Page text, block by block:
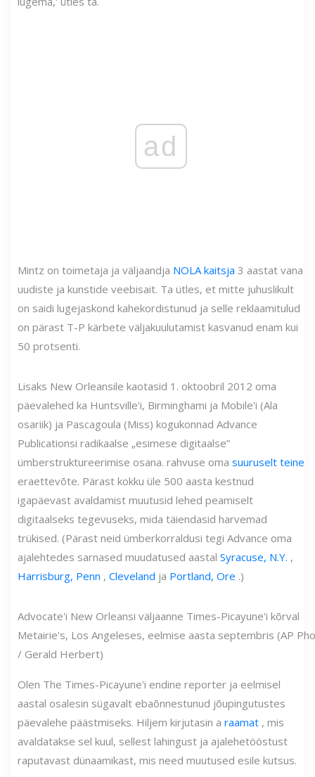
ad
Mintz on toimetaja ja väljaandja NOLA kaitsja 3 aastat vana
uudiste ja kunstide veebisait. Ta ütles, et mitte juhuslikult
on saidi lugejaskond kahekordistunud ja selle reklaamitulud
on pärast T-P kärbete väljakuulutamist kasvanud enam kui
50 protsenti.
Lisaks New Orleansile kaotasid 1. oktoobril 2012 oma
päevalehed ka Huntsville'i, Birminghami ja Mobile'i (Ala
osariik) ja Pascagoula (Miss) kogukonnad Advance
Publicationsi radikaalse „esimese digitaalse”
ümberstruktureerimise osana. rahvuse oma suuruselt teine
eraettevõte. Pärast kokku üle 500 aasta kestnud
igapäevast avaldamist muutusid lehed peamiselt
digitaalseks tegevuseks, mida täiendasid harvemad
trükised. (Pärast neid ümberkorraldusi tegi Advance oma
ajalehtedes sarnased muudatused aastal Syracuse, N.Y. ,
Harrisburg, Penn , Cleveland ja Portland, Ore .)
Advocate'i New Orleansi väljaanne Times-Picayune'i kõrval
Metairie's, Los Angeleses, eelmise aasta septembris (AP
/ Gerald Herbert)
Olen The Times-Picayune'i endine reporter ja eelmisel
aastal osalesin sügavalt ebaõnnestunud jõupingutustes
päevalehe päästmiseks. Hiljem kirjutasin a raamat , mis
avaldatakse sel kuul, sellest lahingust ja ajalehetööstust
raputavast dünaamikast, mis need muutused esile kutsus.